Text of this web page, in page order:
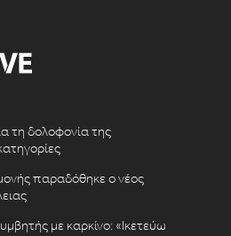
τη δολοφονία της
παραδόθηκε ο νέος
με καρκίνο: «Ικετεύω